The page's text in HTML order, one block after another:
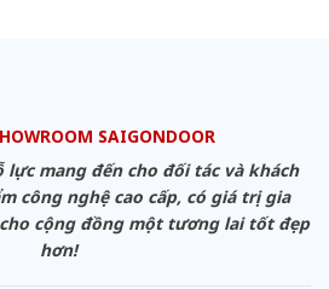
SAIGONDOOR
lực mang đến cho đối tác và khách
công nghệ cao cấp, có giá trị gia
cộng đồng một tương lai tốt đẹp
hơn!